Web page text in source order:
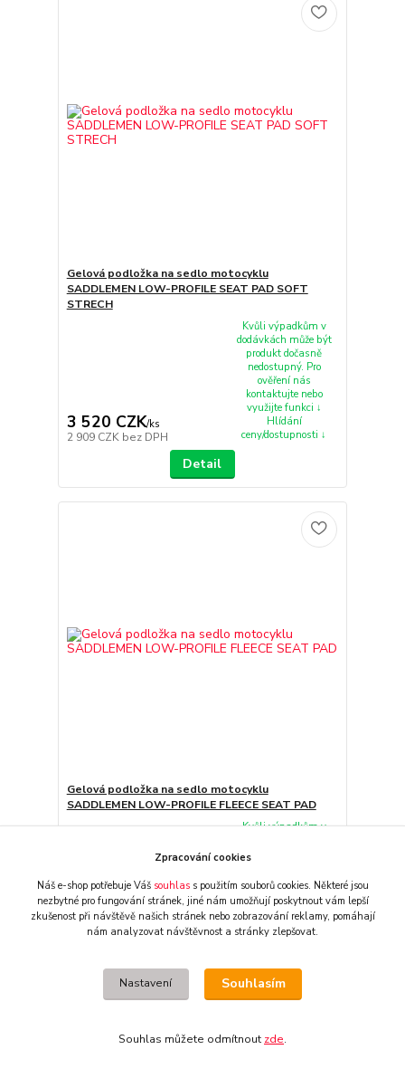
Gelová podložka na sedlo motocyklu
SADDLEMEN LOW-PROFILE SEAT PAD SOFT
STRECH
3 520 CZK/ks
2 909 CZK bez DPH
Kvůli výpadkům v
dodávkách může být
produkt dočasně
nedostupný. Pro
ověření nás
kontaktujte nebo
využijte funkci ↓
Hlídání
ceny/dostupnosti ↓
Detail
Gelová podložka na sedlo motocyklu
SADDLEMEN LOW-PROFILE FLEECE SEAT PAD
3 550 CZK
2 934 CZKbez DPH
Kvůli výpadkům v
produkt dočasně
ověření nás
kontaktujte nebo
využijte funkci ↓
Hlídání
ceny/dostupnosti ↓
Detail
Zpracování cookies
Náš e-shop potřebuje Váš souhlass použitím souborů cookies. Některé jsou
nezbytné pro fungování stránek, jiné nám umožňují poskytnout vám lepší
zkušenost při návštěvě našich stránek nebo zobrazování reklamy, pomáhají
nám analyzovat návštěvnost a stránky zlepšovat.
Nastavení Souhlasím
Souhlas můžete odmítnout zde.